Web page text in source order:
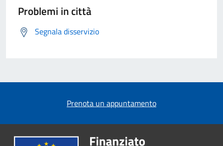
Problemi in città
Segnala disservizio
Prenota un appuntamento